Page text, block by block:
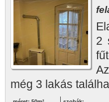
2
még 3 lakás